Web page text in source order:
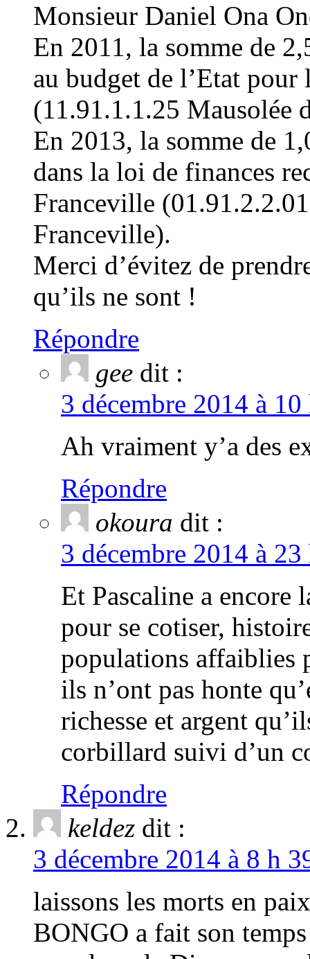
Monsieur Daniel Ona
En 2011, la somme de
au budget de l’Etat
(11.91.1.1.25 Mausolée
En 2013, la somme de
dans la loi de finances
Franceville
Franceville).
Merci d’évitez de
qu’ils ne sont !
Répondre
gee dit :
3 décembre 2014 à
Ah vraiment y’a des
Répondre
okoura dit :
3 décembre 2014 à
Et Pascaline a encore
pour se cotiser,
populations affaiblies
ils n’ont pas honte
richesse et argent
corbillard suivi d’un
Répondre
keldez dit :
3 décembre 2014 à 8 h
laissons les morts en
BONGO a fait son